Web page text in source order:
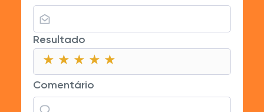
Resultado
★
★ ★
★ ★ ★
★ ★ ★ ★
★ ★ ★ ★ ★
Comentário